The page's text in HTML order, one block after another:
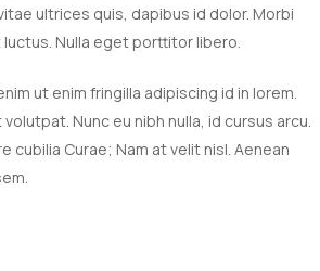
ultrices quis, dapibus id dolor. Morbi
Nulla eget porttitor libero.
ut enim fringilla adipiscing id in lorem.
Nunc eu nibh nulla, id cursus arcu.
Curae; Nam at velit nisl. Aenean